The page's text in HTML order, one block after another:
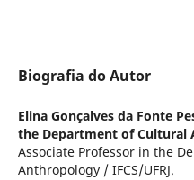
Biografia do Autor
Elina Gonçalves da Fonte
the Department of Cultural
Associate Professor in the
Anthropology / IFCS/UFRJ.